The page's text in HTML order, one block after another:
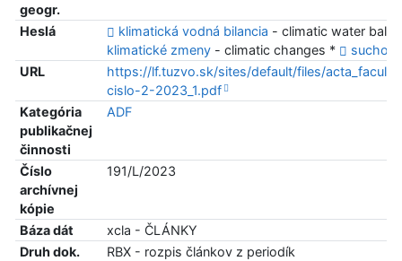
geogr.
Heslá klimatická vodná bilancia - climatic water
klimatické zmeny- climatic changes * sucho
URL
https://lf.tuzvo.sk/sites/default/files/
cislo-2-2023_1.pdf
Kategória
publikačnej
činnosti
ADF
Číslo
archívnej
kópie
191/L/2023
Báza dát
xcla - ČLÁNKY
Druh dok.
RBX - rozpis článkov z periodík